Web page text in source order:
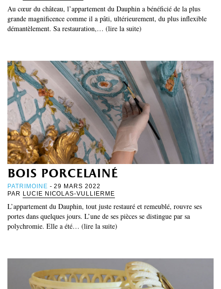
Au cœur du château, l’appartement du Dauphin a bénéficié de la plus
grande magnificence comme il a pâti, ultérieurement, du plus inflexible
démantèlement. Sa restauration,… (lire la suite)
bois porcelainé
PATRIMOINE - 29 MARS 2022
PAR LUCIE NICOLAS-VULLIERME
L’appartement du Dauphin, tout juste restauré et remeublé, rouvre ses
portes dans quelques jours. L’une de ses pièces se distingue par sa
polychromie. Elle a été… (lire la suite)